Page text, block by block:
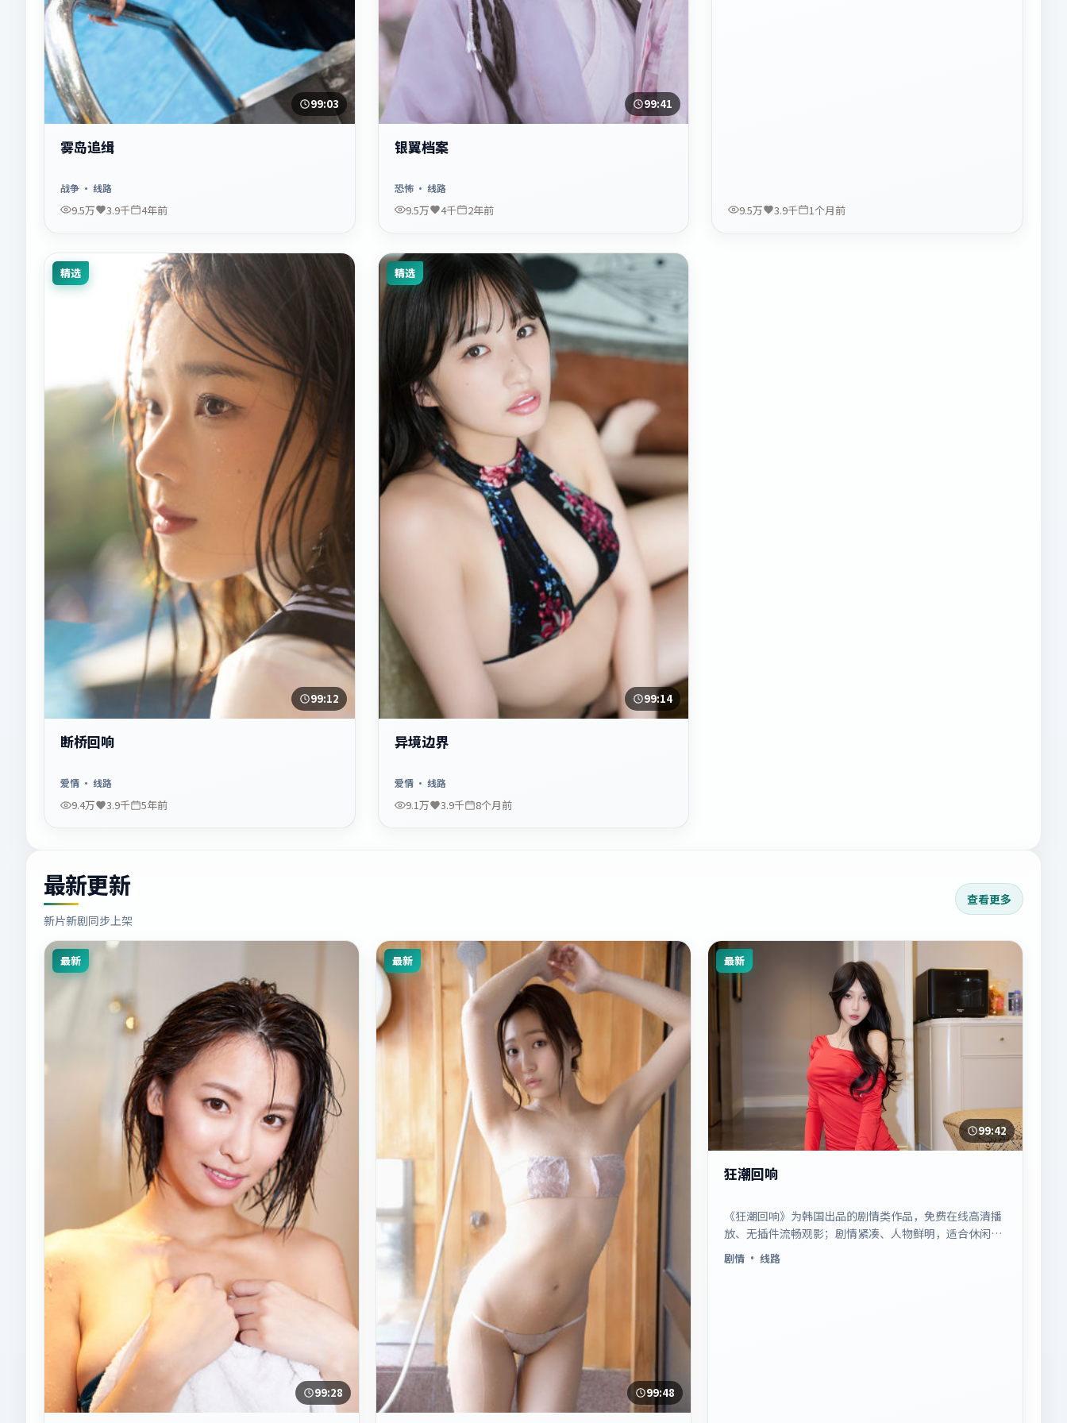
99:03
雾岛追缉
战争· 线路
9.5万 3.9千 4年前
99:41
银翼档案
恐怖· 线路
9.5万 4千 2年前 9.5万 3.9千 1个月前
精选
99:12
断桥回响
爱情· 线路
9.4万 3.9千 5年前
精选
99:14
异境边界
爱情· 线路
9.1万 3.9千 8个月前
最新更新
新片新剧同步上架
查看更多
最新
99:28
最新
99:48
最新
99:42
狂潮回响
《狂潮回响》为韩国出品的剧情类作品，免费在线高清播
放、无插件流畅观影；剧情紧凑、人物鲜明，适合休闲一
口气追看。
剧情 · 线路